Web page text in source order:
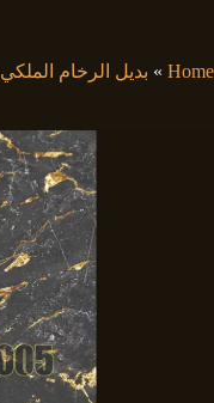
Home
» بديل الرخام الملكي